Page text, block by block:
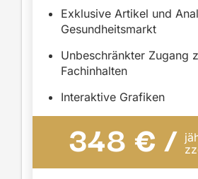
Exklusive Artikel und
Gesundheitsmarkt
Unbeschränkter Zugang
Fachinhalten
Interaktive Grafiken
348 € /